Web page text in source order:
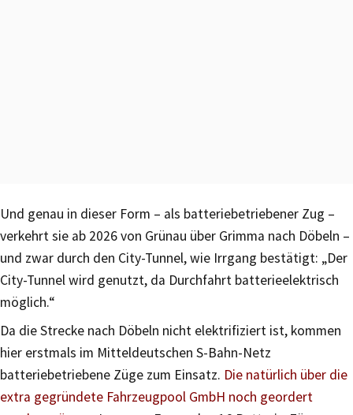
Und genau in dieser Form – als batteriebetriebener Zug –
verkehrt sie ab 2026 von Grünau über Grimma nach Döbeln –
und zwar durch den City-Tunnel, wie Irrgang bestätigt: „Der
City-Tunnel wird genutzt, da Durchfahrt batterieelektrisch
möglich.“
Da die Strecke nach Döbeln nicht elektrifiziert ist, kommen
hier erstmals im Mitteldeutschen S-Bahn-Netz
batteriebetriebene Züge zum Einsatz. Die natürlich über die
extra gegründete Fahrzeugpool GmbH noch geordert